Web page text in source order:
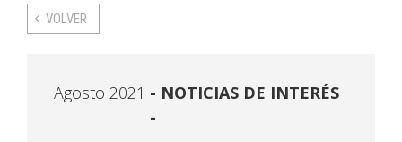
VOLVER
Agosto 2021
NOTICIAS DE INTERÉS
-